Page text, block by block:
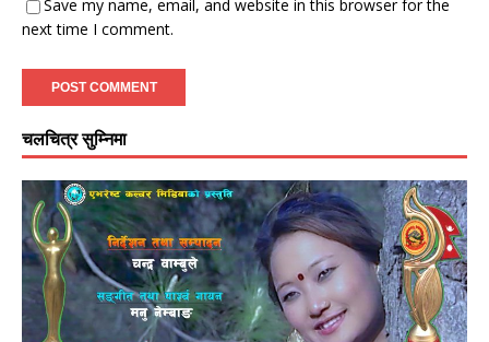
Save my name, email, and website in this browser for the
next time I comment.
चलचित्र सुम्निमा